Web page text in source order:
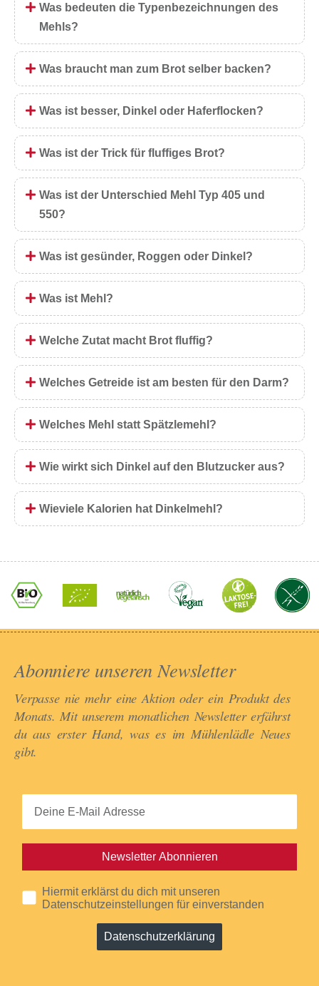
Was bedeuten die Typenbezeichnungen des
Mehls?
Was braucht man zum Brot selber backen?
Was ist besser, Dinkel oder Haferflocken?
Was ist der Trick für fluffiges Brot?
Was ist der Unterschied Mehl Typ 405 und
550?
Was ist gesünder, Roggen oder Dinkel?
Was ist Mehl?
Welche Zutat macht Brot fluffig?
Welches Getreide ist am besten für den Darm?
Welches Mehl statt Spätzlemehl?
Wie wirkt sich Dinkel auf den Blutzucker aus?
Wieviele Kalorien hat Dinkelmehl?
Abonniere unseren Newsletter​
Verpasse nie mehr eine Aktion oder ein Produkt des
Monats. Mit unserem monatlichen Newsletter erfährst
du aus erster Hand, was es im Mühlenlädle Neues
gibt.​
Newsletter Abonnieren
Hiermit erklärst du dich mit unseren
Datenschutzeinstellungen für einverstanden
Datenschutzerklärung